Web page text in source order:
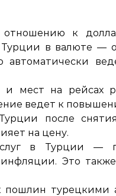
к
Турции в валюте —
автоматически
и мест на рейсах
ведет к
после
на цену.
в Турции —
Это
пошлин турецкими